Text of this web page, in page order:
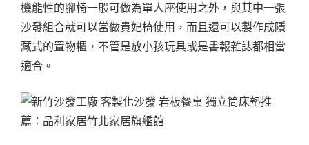
機能性的腳椅一般可做為單人座使用之外，與其中一張
沙發組合就可以當做貴妃椅使用，而且還可以製作成隱
藏式的置物櫃，不管是放小孩玩具或是書報雜誌都相當
適合。